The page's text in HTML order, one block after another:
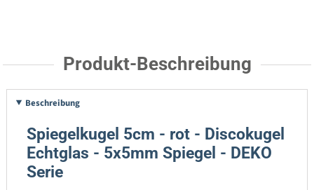
Produkt-Beschreibung
Beschreibung
Spiegelkugel 5cm - rot - Discokugel
Echtglas - 5x5mm Spiegel - DEKO
Serie